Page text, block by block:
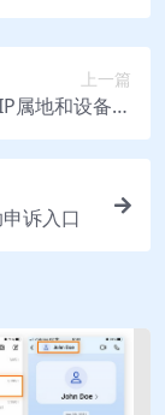
上一篇
属地和设备型
号吗
诉入口